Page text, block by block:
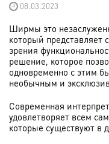
08.03.2023
Ширмы это
который представляет
зрения
решение, которое
одновременно с этим
необычным и
Современная
удовлетворяет всем
которые существуют в